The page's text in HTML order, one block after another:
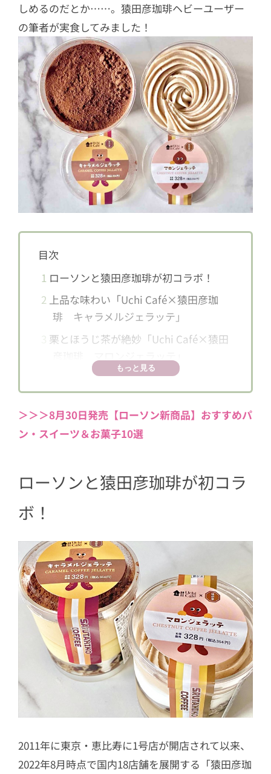
しめるのだとか……。猿田彦珈琲ヘビーユーザー
の筆者が実食してみました！
目次
1 ローソンと猿田彦珈琲が初コラボ！
2 上品な味わい「Uchi Café×猿田彦珈
琲 キャラメルジェラッテ」
栗とほうじ茶が絶妙「Uchi Café×猿田
珈琲のおいしさ引き立つ大人の味わい
もっと見る
＞＞＞8月30日発売【ローソン新商品】おすすめパ
ン・スイーツ＆お菓子10選
ローソンと猿田彦珈琲が初コラ
ボ！
2011年に東京・恵比寿に1号店が開店されて以来、
2022年8月時点で国内18店舗を展開する「猿田彦珈